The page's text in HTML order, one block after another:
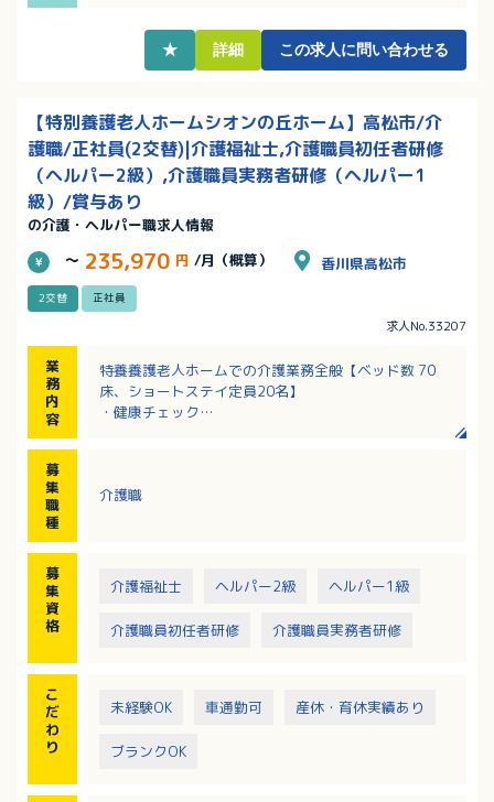
★ 詳細 この求人に問い合わせる
【特別養護老人ホームシオンの丘ホーム】高松市/介
護職/正社員(2交替)|介護福祉士,介護職員初任者研修
（ヘルパー2級）,介護職員実務者研修（ヘルパー1
級）/賞与あり
の介護・ヘルパー職求人情報
～ 235,970 円 /月（概算） 香川県高松市
2交替 正社員
求人No.33207
業
務
内
容
特養養護老人ホームでの介護業務全般【ベッド数 70
床、ショートステイ定員20名】
・健康チェック
募
集
職
種
介護職
募
集
資
格
介護福祉士 ヘルパー2級 ヘルパー1級
介護職員初任者研修 介護職員実務者研修
こ
だ
わ
り
未経験OK 車通勤可 産休・育休実績あり
ブランクOK